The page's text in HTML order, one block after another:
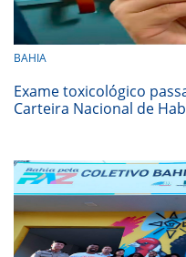
BAHIA
Exame toxicológico
Carteira Nacional de